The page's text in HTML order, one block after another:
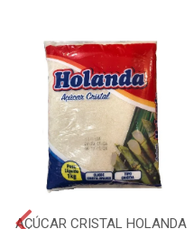
AÇÚCAR CRISTAL HOLANDA